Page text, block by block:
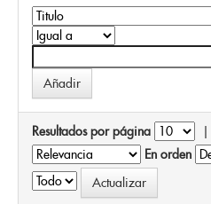
Resultados por página |
En orden